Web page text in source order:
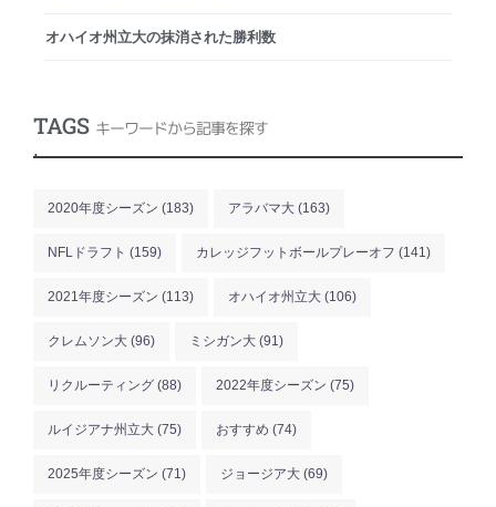
オハイオ州立大の抹消された勝利数
TAGS キーワードから記事を探す
.
2020年度シーズン (183) アラバマ大 (163)
NFLドラフト (159) カレッジフットボールプレーオフ (141)
2021年度シーズン (113) オハイオ州立大 (106)
クレムソン大 (96) ミシガン大 (91)
リクルーティング (88) 2022年度シーズン (75)
ルイジアナ州立大 (75) おすすめ (74)
2025年度シーズン (71) ジョージア大 (69)